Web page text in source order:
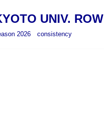
UNIV.
2026 consistency